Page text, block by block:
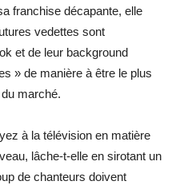
franchise décapante, elle
vedettes sont
et de leur background
» de manière à être le plus
marché.
à la télévision en matière
lâche-t-elle en sirotant un
de chanteurs doivent